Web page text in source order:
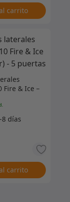
carrito
Fire & Ice –
carrito